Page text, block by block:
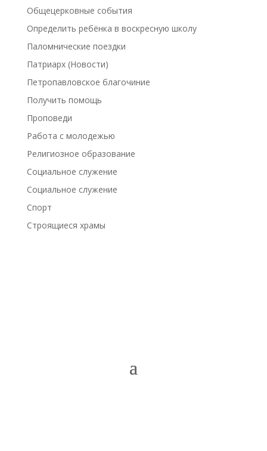
Общецерковные события
Определить ребёнка в воскресную школу
Паломнические поездки
Патриарх (Новости)
Петропавловское благочиние
Получить помощь
Проповеди
Работа с молодежью
Религиозное образование
Социальное служение
Социальное служение
Спорт
Строящиеся храмы